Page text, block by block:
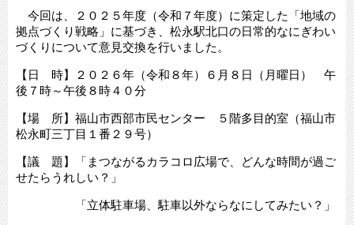
今回は、２０２５年度（令和７年度）に策定した「地域の
拠点づくり戦略」に基づき、松永駅北口の日常的なにぎわい
づくりについて意見交換を行いました。
【日 時】２０２６年（令和８年）６月８日（月曜日） 午
後７時～午後８時４０分
【場 所】福山市西部市民センター ５階多目的室（福山市
松永町三丁目１番２９号）
【議 題】「まつながるカラコロ広場で、どんな時間が過ご
せたらうれしい？」
「立体駐車場、駐車以外ならなにしてみたい？」